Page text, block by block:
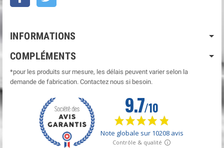
INFORMATIONS
COMPLÉMENTS
*pour les produits sur mesure, les délais peuvent varier selon la
demande de fabrication. Contactez nous si besoin.